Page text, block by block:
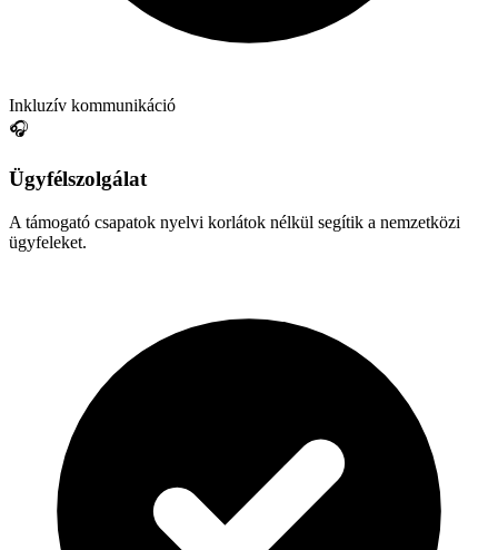
Inkluzív kommunikáció
🎧
Ügyfélszolgálat
A támogató csapatok nyelvi korlátok nélkül segítik a nemzetközi
ügyfeleket.